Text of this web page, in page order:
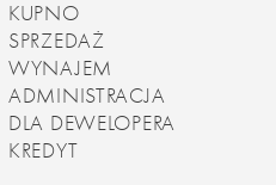
KUPNO
SPRZEDAŻ
WYNAJEM
ADMINISTRACJA
DLA DEWELOPERA
KREDYT